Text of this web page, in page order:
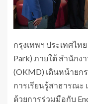
กรุงเทพฯ ประเทศไท
Park) ภายใต้ สำนัก
(OKMD) เดินหน้าย
การเรียนรู้สาธารณะ
ด้วยการร่วมมือกับ